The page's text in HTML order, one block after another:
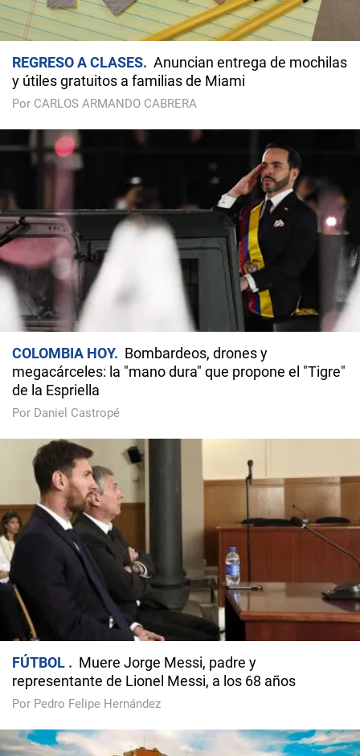
REGRESO A CLASES
Anuncian entrega de mochilas
y útiles gratuitos a familias de Miami
Por CARLOS ARMANDO CABRERA
COLOMBIA HOY
Bombardeos, drones y
megacárceles: la "mano dura" que propone el "Tigre"
de la Espriella
Por Daniel Castropé
FÚTBOL
Muere Jorge Messi, padre y
representante de Lionel Messi, a los 68 años
Por Pedro Felipe Hernández